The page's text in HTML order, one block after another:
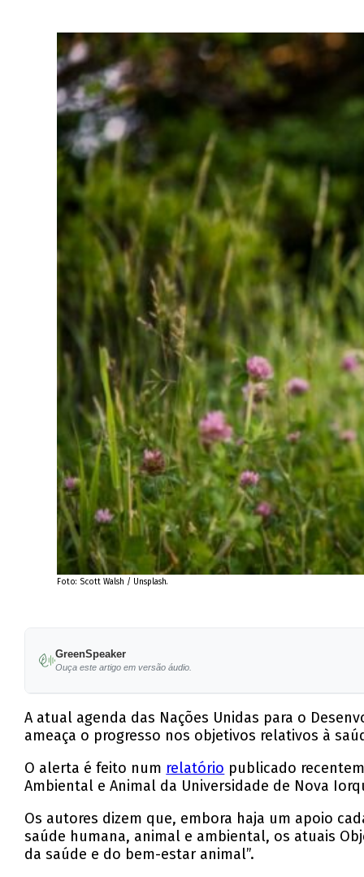
Foto: Scott Walsh / Unsplash.
GreenSpeaker
Ouça este artigo em versão áudio.
A atual agenda das Nações Unidas para o
ameaça o progresso nos objetivos relativos à
O alerta é feito num relatório publicado
Ambiental e Animal da Universidade de Nova
Os autores dizem que, embora haja um apoio
saúde humana, animal e ambiental, os atuais
da saúde e do bem-estar animal”.